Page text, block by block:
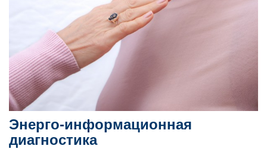
Энерго-информационная
диагностика